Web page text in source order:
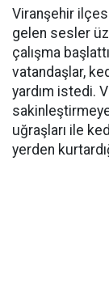
Viranşehir
gelen sesler
çalışma
vatandaşlar,
yardım istedi.
uğraşları ile
yerden